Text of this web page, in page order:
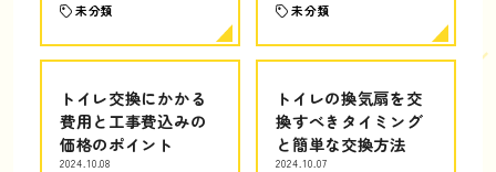
未分類 未分類
トイレ交換にかかる
費用と工事費込みの
価格のポイント
2024.10.08
トイレの換気扇を交
換すべきタイミング
と簡単な交換方法
2024.10.07